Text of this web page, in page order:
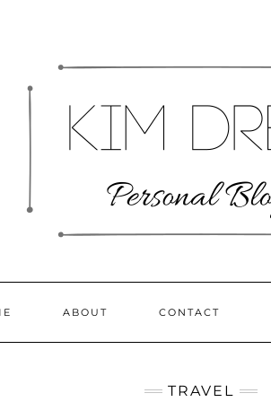
ABOUT CONTACT
TRAVEL